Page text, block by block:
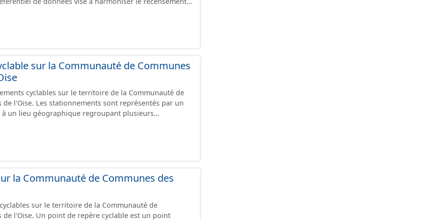
"en travaux" ou "provisoire".
le fichier à télécharger depuis cette fiche
y compris les stationnements pour répondre
ou "provisoire".
sur la Communauté de Communes
cyclables sur le territoire de la Communauté de
représentés par un
un lieu géographique regroupant plusieurs
la Communauté de Communes des
sur le territoire de la Communauté de
cyclable est un point